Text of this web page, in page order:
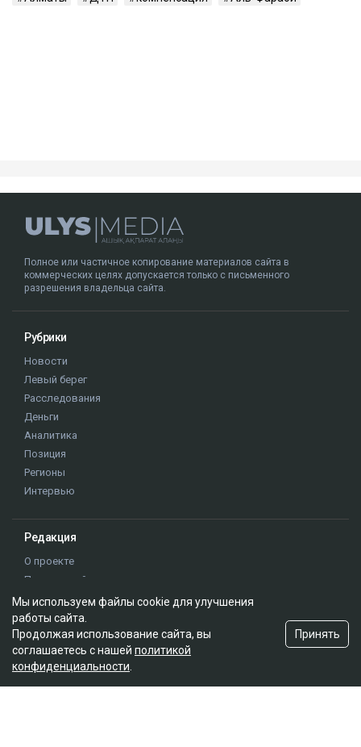
приговорен к 10 годам лишения свободы с
транспортными средствами. Все представители
потерпевших, кроме отца погибшей Томирис,
заявили в суде, что простили Пака и не имеют к нему
претензий.
Мы используем файлы cookie для улучшения
работы сайта.
Продолжая использование сайта, вы
соглашаетесь с нашей политикой
конфиденциальности
Принять